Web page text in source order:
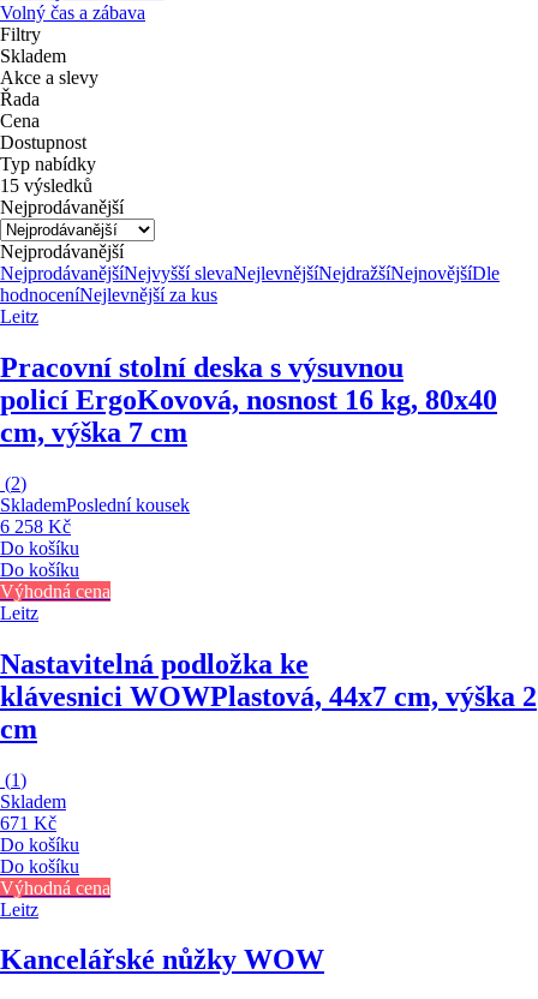
Volný čas a zábava
Filtry
Skladem
Akce a slevy
Řada
Cena
Dostupnost
Typ nabídky
15 výsledků
Nejprodávanější
Nejprodávanější
NejprodávanějšíNejvyšší slevaNejlevnějšíNejdražšíNejnovějšíDle
hodnoceníNejlevnější za kus
Leitz
Pracovní stolní deska s výsuvnou
policí ErgoKovová, nosnost 16 kg, 80x40
cm, výška 7 cm
(2)
SklademPoslední kousek
6 258 Kč
Do košíku
Do košíku
Výhodná cena
Leitz
Nastavitelná podložka ke
klávesnici WOWPlastová, 44x7 cm, výška 2
cm
(1)
Skladem
671 Kč
Do košíku
Do košíku
Výhodná cena
Leitz
Kancelářské nůžky WOW